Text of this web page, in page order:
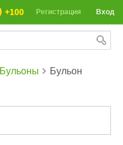
Вход
Регистрация
+100
Бульоны
Бульон